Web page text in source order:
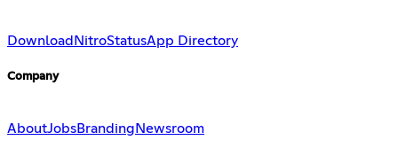
Download NitroStatusApp Directory
Company
AboutJobsBranding Newsroom